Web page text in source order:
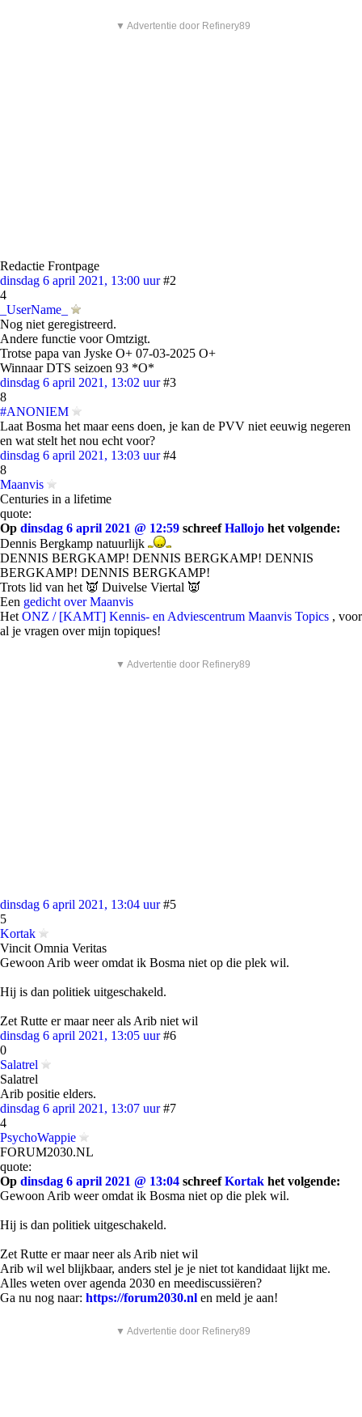
▼ Advertentie door Refinery89
Redactie Frontpage
dinsdag 6 april 2021, 13:00 uur #2
4
_UserName_
Nog niet geregistreerd.
Andere functie voor Omtzigt.
Trotse papa van Jyske O+ 07-03-2025 O+
Winnaar DTS seizoen 93 *O*
dinsdag 6 april 2021, 13:02 uur #3
8
#ANONIEM
Laat Bosma het maar eens doen, je kan de PVV niet eeuwig negeren
en wat stelt het nou echt voor?
dinsdag 6 april 2021, 13:03 uur #4
8
Maanvis
Centuries in a lifetime
quote:
Op dinsdag 6 april 2021 @ 12:59 schreefHallojo het volgende:
Dennis Bergkamp natuurlijk
DENNIS BERGKAMP! DENNIS BERGKAMP! DENNIS
BERGKAMP! DENNIS BERGKAMP!
Trots lid van het 👿 Duivelse Viertal 👿
Een gedicht over Maanvis
Het ONZ / [KAMT] Kennis- en Adviescentrum Maanvis Topics , voor
al je vragen over mijn topiques!
▼ Advertentie door Refinery89
dinsdag 6 april 2021, 13:04 uur #5
5
Kortak
Vincit Omnia Veritas
Gewoon Arib weer omdat ik Bosma niet op die plek wil.
Hij is dan politiek uitgeschakeld.
Zet Rutte er maar neer als Arib niet wil
dinsdag 6 april 2021, 13:05 uur #6
0
Salatrel
Salatrel
Arib positie elders.
dinsdag 6 april 2021, 13:07 uur #7
4
PsychoWappie
FORUM2030.NL
quote:
Op dinsdag 6 april 2021 @ 13:04 schreefKortak het volgende:
Gewoon Arib weer omdat ik Bosma niet op die plek wil.
Hij is dan politiek uitgeschakeld.
Zet Rutte er maar neer als Arib niet wil
Arib wil wel blijkbaar, anders stel je je niet tot kandidaat lijkt me.
Alles weten over agenda 2030 en meediscussiëren?
Ga nu nog naar: https://forum2030.nl en meld je aan!
▼ Advertentie door Refinery89